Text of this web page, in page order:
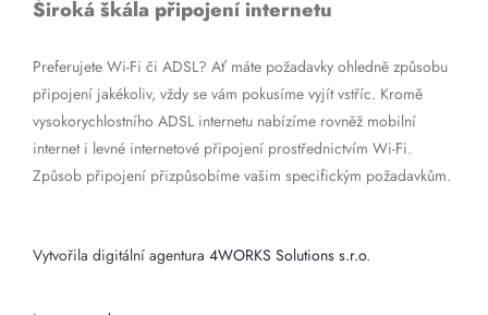
Široká škála připojení internetu
Preferujete Wi-Fi či ADSL? Ať máte požadavky ohledně způsobu
připojení jakékoliv, vždy se vám pokusíme vyjít vstříc. Kromě
vysokorychlostního ADSL internetu nabízíme rovněž mobilní
internet i levné internetové připojení prostřednictvím Wi-Fi.
Způsob připojení přizpůsobíme vašim specifickým požadavkům.
Vytvořila digitální agentura 4WORKS Solutions s.r.o.